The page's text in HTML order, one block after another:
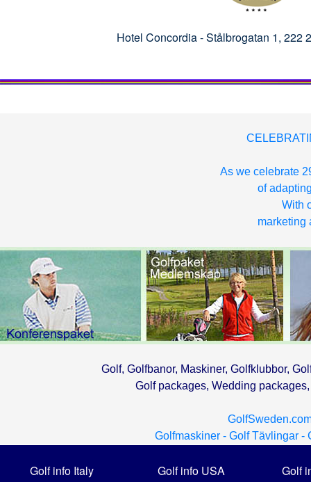
Hotel Concordia -Stålbrogatan 1, 222
As we celebrate
of
With
marketing
Golf, Golfbanor, Maskiner, Golfklubbor,
Golf packages, Wedding
Golfmaskiner - Golf Tävlingar -
Golf info Italy Golf info USA Golf